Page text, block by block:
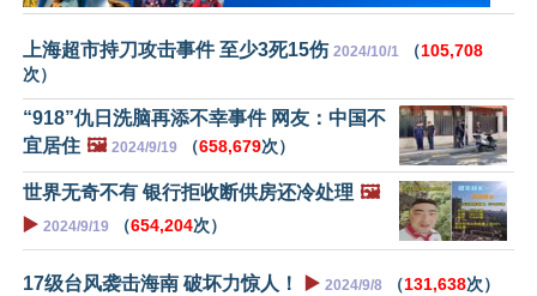
上海超市持刀攻击事件 至少3死15伤 2024/10/1 （105,708
次）
“918”仇日洗脑再添不幸事件 网友：中国不
宜居住 🖼️ 2024/9/19 （658,679次）
世界无奇不有 银行拒收断供房还冷处理 🖼️
▶️ 2024/9/19 （654,204次）
17级台风袭击海南 破坏力惊人！ ▶️ 2024/9/8 （131,638次）